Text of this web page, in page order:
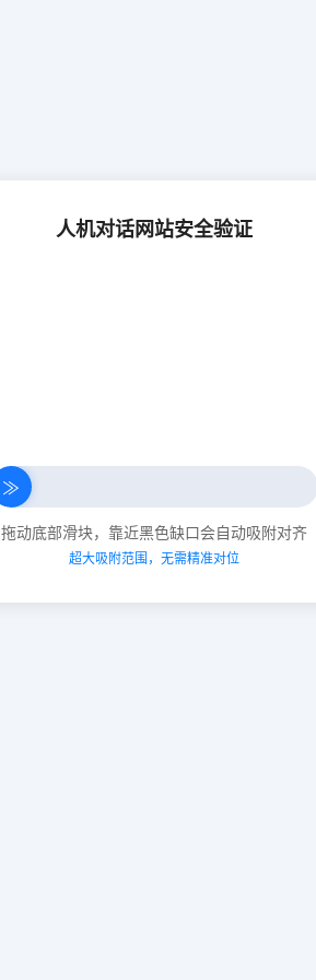
人机对话网站安全验证
≫
拖动底部滑块，靠近黑色缺口会自动吸附对齐
超大吸附范围，无需精准对位